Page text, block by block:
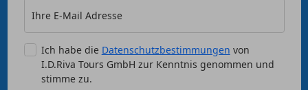
Ihre E-Mail Adresse
Ich habe die Datenschutzbestimmungen von
I.D.Riva Tours GmbH zur Kenntnis genommen und
stimme zu.